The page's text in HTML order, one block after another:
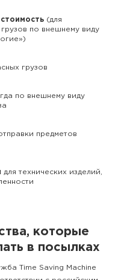
(для
по внешнему виду
грузов
по внешнему виду
предметов
для технических изделий,
которые
в посылках
Time Saving Machine